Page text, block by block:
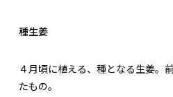
種生姜
４月頃に植える、種となる生姜。
たもの。